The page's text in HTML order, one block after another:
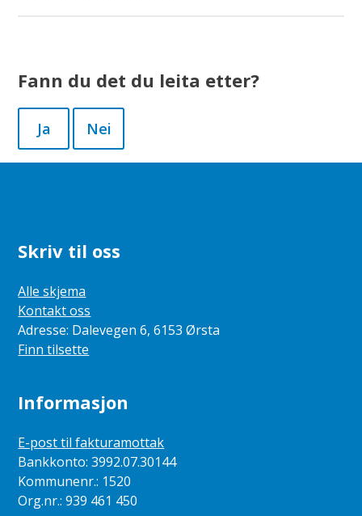
Fann du det du leita etter?
Ja Nei
Skriv til oss
Alle skjema
Kontakt oss
Adresse: Dalevegen 6, 6153 Ørsta
Finn tilsette
Informasjon
E-post til fakturamottak
Bankkonto: 3992.07.30144
Kommunenr.: 1520
Org.nr.: 939 461 450